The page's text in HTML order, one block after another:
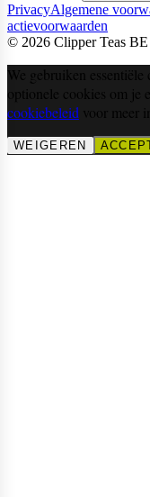
PrivacyAlgemene
actievoorwaarden
© 2026 Clipper Teas BE
We gebruiken essentiële
optionele cookies om je
cookiebeleid voor meer
WEIGEREN